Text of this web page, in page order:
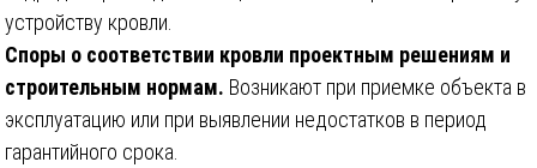
устройству кровли.
Споры о соответствии кровли проектным решениям и
строительным нормам. Возникают при приемке объекта в
эксплуатацию или при выявлении недостатков в период
гарантийного срока.